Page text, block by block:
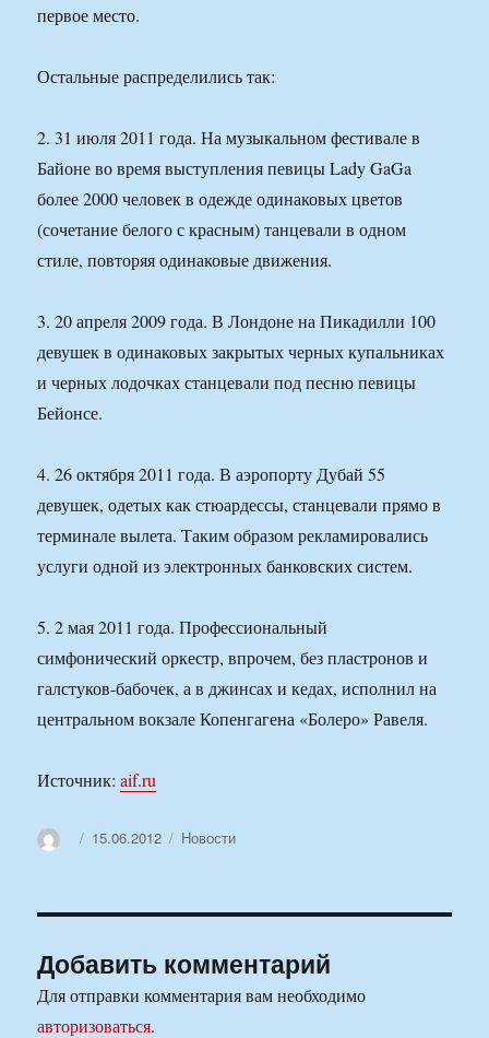
первое место.
Остальные распределились так:
2. 31 июля 2011 года. На музыкальном фестивале в
Байоне во время выступления певицы Lady GaGa
более 2000 человек в одежде одинаковых цветов
(сочетание белого с красным) танцевали в одном
стиле, повторяя одинаковые движения.
3. 20 апреля 2009 года. В Лондоне на Пикадилли 100
девушек в одинаковых закрытых черных купальниках
и черных лодочках станцевали под песню певицы
Бейонсе.
4. 26 октября 2011 года. В аэропорту Дубай 55
девушек, одетых как стюардессы, станцевали прямо в
терминале вылета. Таким образом рекламировались
услуги одной из электронных банковских систем.
5. 2 мая 2011 года. Профессиональный
симфонический оркестр, впрочем, без пластронов и
галстуков-бабочек, а в джинсах и кедах, исполнил на
центральном вокзале Копенгагена «Болеро» Равеля.
Источник:aif.ru
АвторОпубликовано
15.06.2012 Рубрики
Новости
Добавить комментарий
Для отправки комментария вам необходимо
авторизоваться.